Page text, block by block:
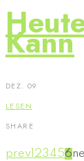
Kann
DEZ. 09
LESEN
SHARE
prev123456